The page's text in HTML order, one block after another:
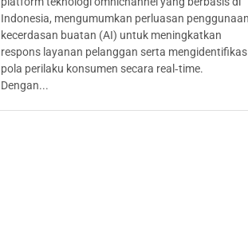
Indonesia, mengumumkan perluasan
kecerdasan buatan (AI) untuk meningkatkan
respons layanan pelanggan serta
pola perilaku konsumen secara real‑time.
Dengan...